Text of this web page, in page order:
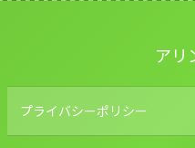
アリ
プライバシーポリシー